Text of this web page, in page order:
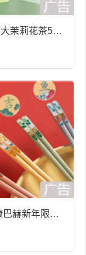
茉莉花茶50g
赫新年限定